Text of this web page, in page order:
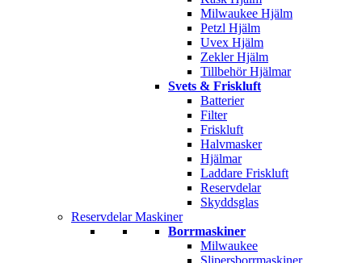
Milwaukee Hjälm
Petzl Hjälm
Uvex Hjälm
Zekler Hjälm
Tillbehör Hjälmar
Svets & Friskluft
Batterier
Filter
Friskluft
Halvmasker
Hjälmar
Laddare Friskluft
Reservdelar
Skyddsglas
Reservdelar Maskiner
Borrmaskiner
Milwaukee
Slipersborrmaskiner